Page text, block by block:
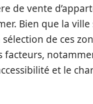
de vente
Bien que la
de ces
facteurs,
et le